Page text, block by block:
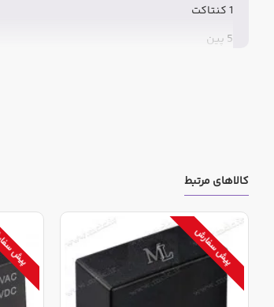
1 کنتاکت
5 پین
کالاهای مرتبط
پیش سفارش پیش